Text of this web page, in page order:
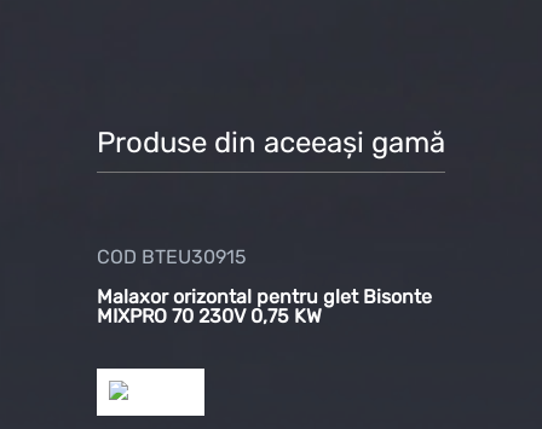
Produse din aceeași gamă
COD BTEU30915
Malaxor orizontal pentru glet Bisonte
MIXPRO 70 230V 0,75 KW